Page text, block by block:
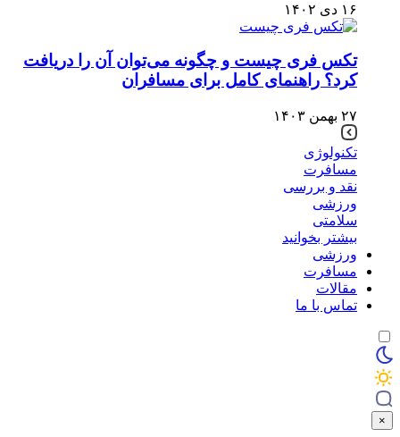
۱۶ دی ۱۴۰۲
تکس فری چیست و چگونه می‌توان آن را دریافت
کرد؟ راهنمای کامل برای مسافران
۲۷ بهمن ۱۴۰۳
تکنولوژی
مسافرت
نقد و بررسی
ورزشی
سلامتی
بیشتر بخوانید
ورزشی
مسافرت
مقالات
تماس با ما
×